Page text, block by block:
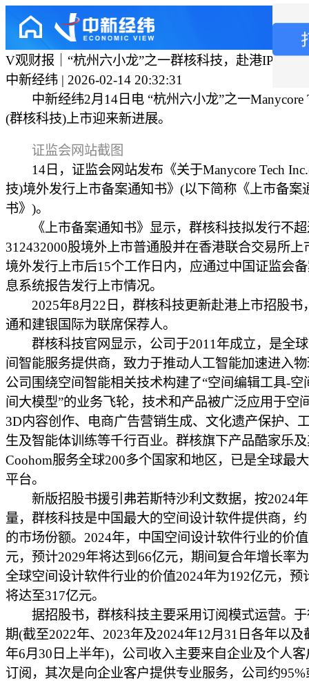
V观财报｜“杭州六小龙”之一群核科技，赴港IPO获
中新经纬 | 2026-02-14 20:32:31
中新经纬2月14日电 “杭州六小龙”之一Manycore
(群核科技)上市迎来新进展。
证监会网站截图
14日，证监会网站发布《关于Manycore Tech
技)境外发行上市备案通知书》(以下简称《上市备案
书》)。
《上市备案通知书》显示，群核科技拟发行不超
312432000股境外上市普通股并在香港联合交易所上
境外发行上市后15个工作日内，应通过中国证监会
息系统报告发行上市情况。
2025年8月22日，群核科技更新赴港上市招股书
通和建银国际为联席保荐人。
群核科技官网显示，公司于2011年成立，是全
间智能服务提供商，致力于推动人工智能加速进入
公司围绕空间智能相关技术构建了“空间编辑工具-空
间大模型”的业务飞轮，技术和产品被广泛应用于空
3D内容创作、电商广告营销生成、文化遗产保护、
生及智能体训练等千行百业。群核旗下产品酷家乐
Coohom服务全球200多个国家和地区，已是全球最
平台。
新版招股书援引弗若斯特沙利文数据，按2024
量，群核科技是中国最大的空间设计软件提供商，约
的市场份额。2024年，中国空间设计软件行业的价
元，预计2029年将达到66亿元，期间复合年增长率
全球空间设计软件行业的价值2024年为192亿元，预
将达至317亿元。
据招股书，群核科技主要采用订阅模式运营。于
期(截至2022年、2023年及2024年12月31日各年以及
年6月30日上半年)，公司收入主要来自企业及个人
订阅，其次是向企业客户提供专业服务，公司约